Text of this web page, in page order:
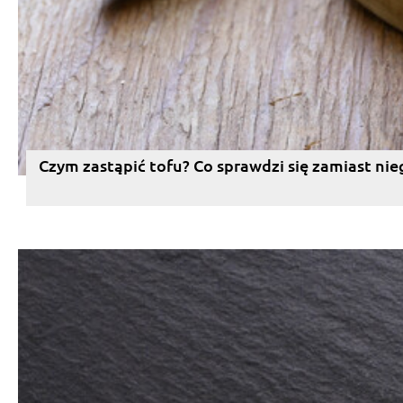
Czym zastąpić tofu? Co sprawdzi się zamiast